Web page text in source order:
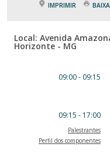
IMPRIMIR
Local: Avenida
Horizonte - MG
09:00 - 09:15
09:15 - 17:00
Palestrantes
Perfil dos componentes